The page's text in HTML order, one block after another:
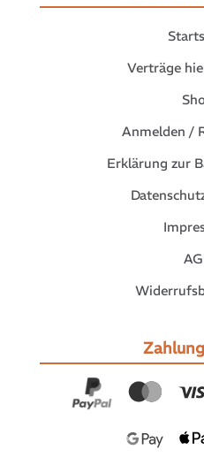
Verträge
Anmelden /
Erklärung zur